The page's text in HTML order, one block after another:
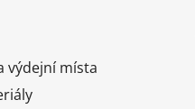
výdejní místa